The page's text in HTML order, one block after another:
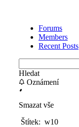
Forums
Members
Recent Posts
Hledat
Oznámení
Smazat vše
Štítek: w10